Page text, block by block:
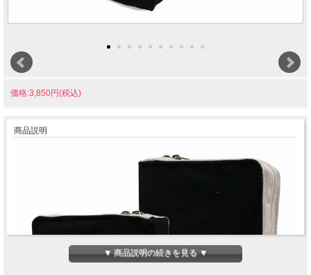
価格:3,850円(税込)
商品説明
▼ 商品説明の続きを見る ▼